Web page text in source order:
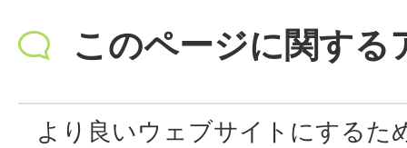
このページに関する
より良いウェブサイトにするた